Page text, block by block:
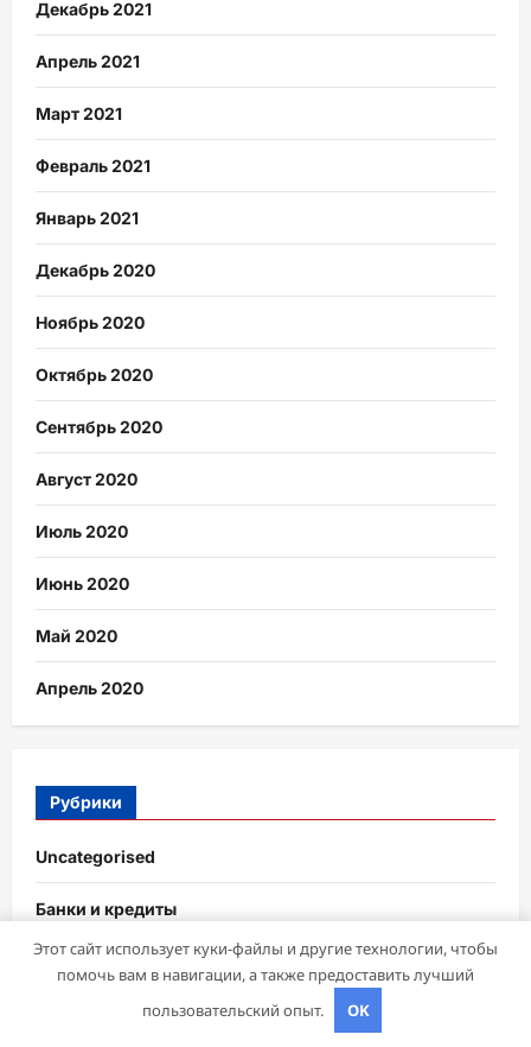
Декабрь 2021
Апрель 2021
Март 2021
Февраль 2021
Январь 2021
Декабрь 2020
Ноябрь 2020
Октябрь 2020
Сентябрь 2020
Август 2020
Июль 2020
Июнь 2020
Май 2020
Апрель 2020
Рубрики
Uncategorised
Банки и кредиты
Бизнес и инвестиции
Криптоиндустрия
Этот сайт использует куки-файлы и другие технологии, чтобы
помочь вам в навигации, а также предоставить лучший
пользовательский опыт.
OK